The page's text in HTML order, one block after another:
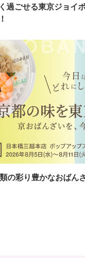
過ごせる東京ジョイ
の彩り豊かなおばん